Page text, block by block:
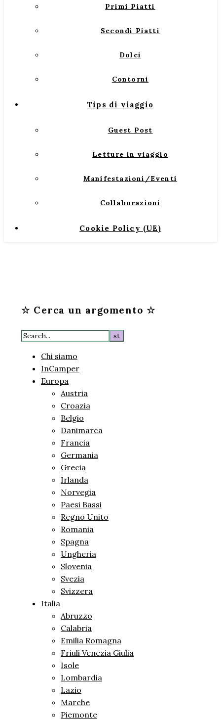
Primi Piatti
Secondi Piatti
Dolci
Contorni
Tips di viaggio
Guest Post
Letture in viaggio
Manifestazioni/Eventi
Collaborazioni
Cookie Policy (UE)
☆ Cerca un argomento ☆
Chi siamo
InCamper
Europa
Austria
Croazia
Belgio
Danimarca
Francia
Germania
Grecia
Irlanda
Norvegia
Paesi Bassi
Regno Unito
Romania
Spagna
Ungheria
Slovenia
Svezia
Svizzera
Italia
Abruzzo
Calabria
Emilia Romagna
Friuli Venezia Giulia
Isole
Lombardia
Lazio
Marche
Piemonte